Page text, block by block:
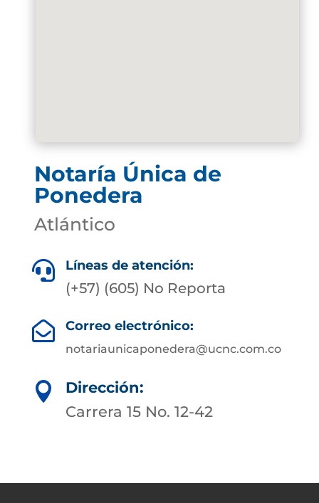
Notaría Única de
Ponedera
Atlántico
 Líneas de atención:
(+57) (605) No Reporta
 Correo electrónico:
notariaunicaponedera@ucnc.com.co

Dirección:
Carrera 15 No. 12-42